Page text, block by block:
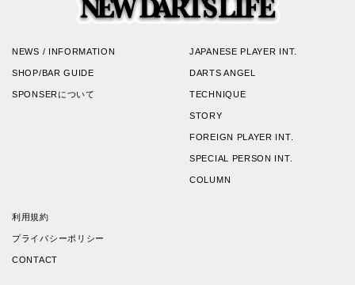
NEWS / INFORMATION
SHOP/BAR GUIDE
SPONSERについて
JAPANESE PLAYER INT.
DARTS ANGEL
TECHNIQUE
STORY
FOREIGN PLAYER INT.
SPECIAL PERSON INT.
COLUMN
利用規約
プライバシーポリシー
CONTACT